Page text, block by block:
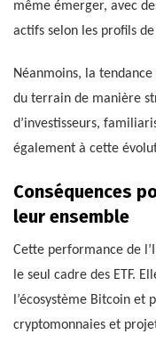
même émerger, avec
actifs selon les profils
Néanmoins, la
du terrain de manière
d’investisseurs,
également à cette
Conséquences
leur ensemble
Cette performance de
le seul cadre des ETF.
l’écosystème Bitcoin
cryptomonnaies et